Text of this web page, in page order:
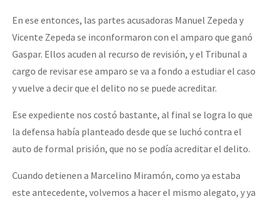
En ese entonces, las partes acusadoras Manuel Zepeda y
Vicente Zepeda se inconformaron con el amparo que ganó
Gaspar. Ellos acuden al recurso de revisión, y el Tribunal a
cargo de revisar ese amparo se va a fondo a estudiar el caso
y vuelve a decir que el delito no se puede acreditar.
Ese expediente nos costó bastante, al final se logra lo que
la defensa había planteado desde que se luchó contra el
auto de formal prisión, que no se podía acreditar el delito.
Cuando detienen a Marcelino Miramón, como ya estaba
este antecedente, volvemos a hacer el mismo alegato, y ya